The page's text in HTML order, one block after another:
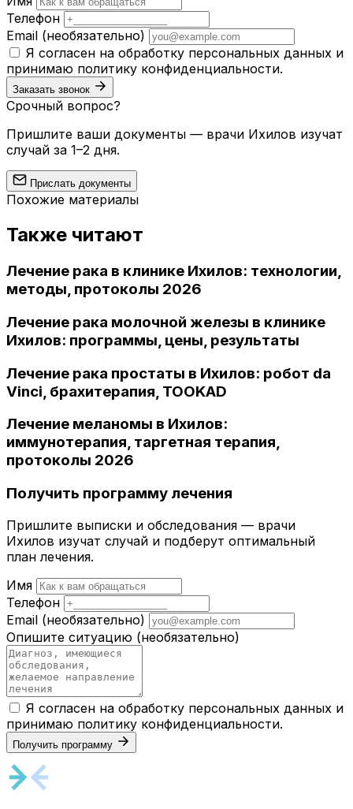
Телефон
Email (необязательно)
Я согласен на обработку персональных данных и
принимаю политику конфиденциальности.
Заказать звонок
Срочный вопрос?
Пришлите ваши документы — врачи Ихилов изучат
случай за 1–2 дня.
Прислать документы
Похожие материалы
Также читают
Лечение рака в клинике Ихилов: технологии,
методы, протоколы 2026
Лечение рака молочной железы в клинике
Ихилов: программы, цены, результаты
Лечение рака простаты в Ихилов: робот da
Vinci, брахитерапия, TOOKAD
Лечение меланомы в Ихилов:
иммунотерапия, таргетная терапия,
протоколы 2026
Получить программу лечения
Пришлите выписки и обследования — врачи
Ихилов изучат случай и подберут оптимальный
план лечения.
Имя
Телефон
Email (необязательно)
Опишите ситуацию (необязательно)
Я согласен на обработку персональных данных и
принимаю политику конфиденциальности.
Получить программу